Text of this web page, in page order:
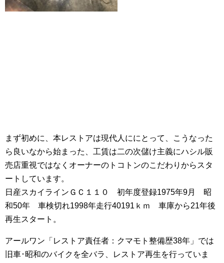
まず初めに、本レストアは現代人ににとって、こうなった
ら良いなから始まった、工賃は二の次儲け主義にハシル販
売店重視ではなくオーナーのトコトンのこだわりからスタ
ートしています。
日産スカイラインＧＣ１１０ 初年度登録1975年9月 昭
和50年 車検切れ1998年走行40191ｋｍ 車庫から21年後
再生スタート。
アールワン「レストア責任者：クマモト整備歴38年」では
旧車･昭和のバイクを全バラ、レストア再生を行っていま